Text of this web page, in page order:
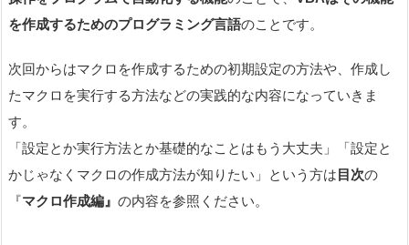
を作成するためのプログラミング言語のことです。
次回からはマクロを作成するための初期設定の方法や、作成し
たマクロを実行する方法などの実践的な内容になっていきま
す。
「設定とか実行方法とか基礎的なことはもう大丈夫」「設定と
かじゃなくマクロの作成方法が知りたい」という方は 目次の
『マクロ作成編』 の内容を参照ください。